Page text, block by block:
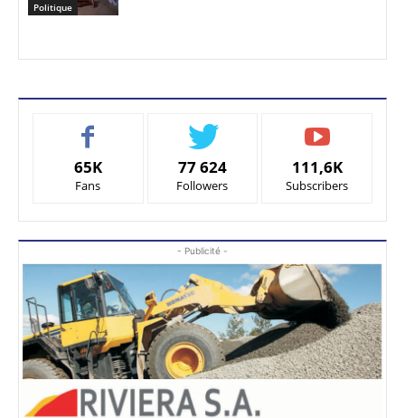
Politique
65K
Fans
77 624
Followers
111,6K
Subscribers
- Publicité -